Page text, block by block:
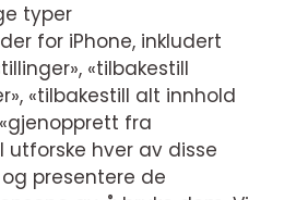
typer
for iPhone, inkludert
«tilbakestill
«tilbakestill alt innhold
fra
utforske hver av disse
presentere de